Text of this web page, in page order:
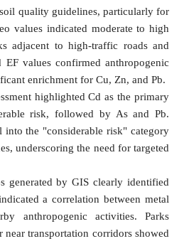
quality guidelines, particularly for
values indicated moderate to high
adjacent to high-traffic roads and
EF values confirmed anthropogenic
enrichment for Cu, Zn, and Pb.
highlighted Cd as the primary
risk, followed by As and Pb.
into the "considerable risk" category
underscoring the need for targeted
generated by GIS clearly identified
a correlation between metal
anthropogenic activities. Parks
transportation corridors showed